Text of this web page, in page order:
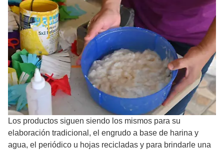
Los productos siguen siendo los mismos para su
elaboración tradicional, el engrudo a base de harina y
agua, el periódico u hojas recicladas y para brindarle una